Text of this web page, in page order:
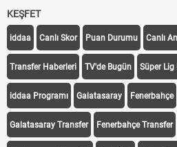
KEŞFET
iddaa Canlı Skor Puan Durumu Canlı
Transfer Haberleri TV'de Bugün Süper Lig
iddaa Programı Galatasaray Fenerbahçe
Galatasaray Transfer Fenerbahçe Transfer